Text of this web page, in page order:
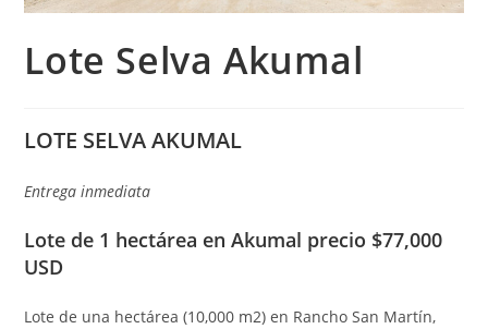
Lote Selva Akumal
LOTE SELVA AKUMAL
Entrega inmediata
Lote de 1 hectárea en Akumal precio $77,000
USD
Lote de una hectárea (10,000 m2) en Rancho San Martín,